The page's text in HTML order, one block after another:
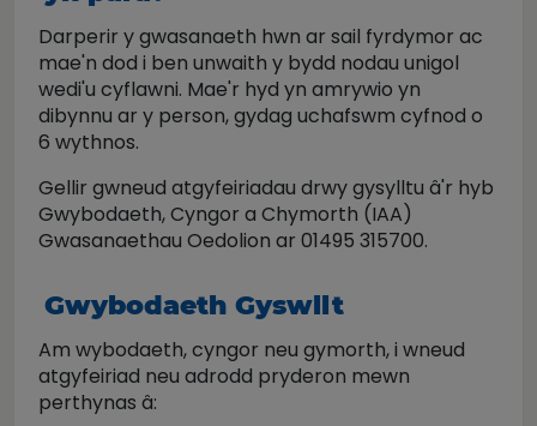
Darperir y gwasanaeth hwn ar sail fyrdymor ac
mae'n dod i ben unwaith y bydd nodau unigol
wedi'u cyflawni. Mae'r hyd yn amrywio yn
dibynnu ar y person, gydag uchafswm cyfnod o
6 wythnos.
Gellir gwneud atgyfeiriadau drwy gysylltu â'r hyb
Gwybodaeth, Cyngor a Chymorth (IAA)
Gwasanaethau Oedolion ar 01495 315700.
Gwybodaeth Gyswllt
Am wybodaeth, cyngor neu gymorth, i wneud
atgyfeiriad neu adrodd pryderon mewn
perthynas â: